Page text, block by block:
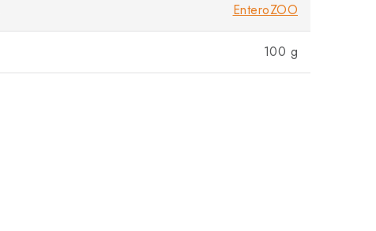
EnteroZOO
100 g